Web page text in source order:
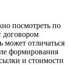
посмотреть по
может отличаться
формирования
и стоимости